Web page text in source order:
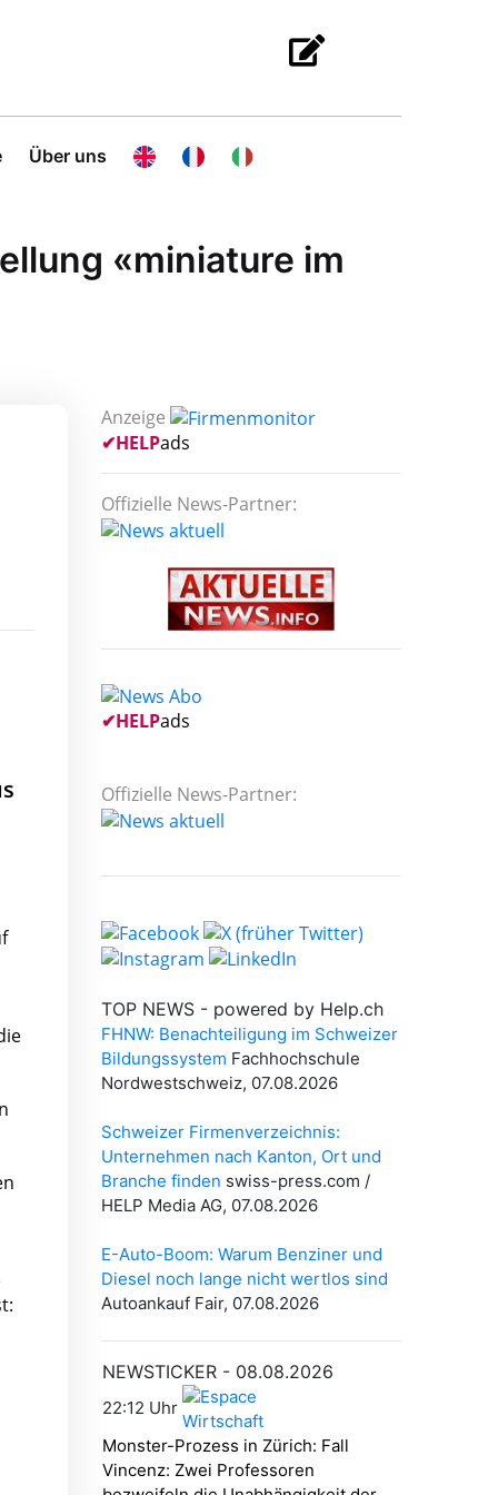
Über uns
«miniature im
Anzeige
✔HELPads
Offizielle News-Partner:
✔HELPads
Offizielle News-Partner: